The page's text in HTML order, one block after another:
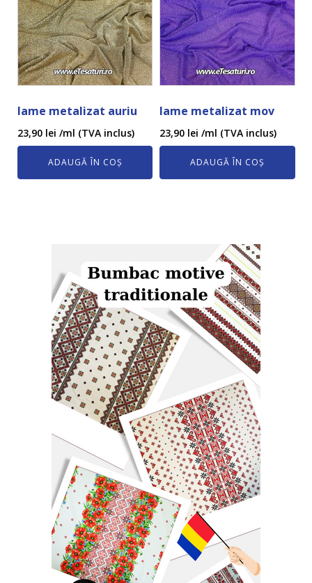
lame metalizat auriu
23,90 lei /ml (TVA inclus)
ADAUGĂ ÎN COȘ
lame metalizat mov
23,90 lei /ml (TVA inclus)
ADAUGĂ ÎN COȘ